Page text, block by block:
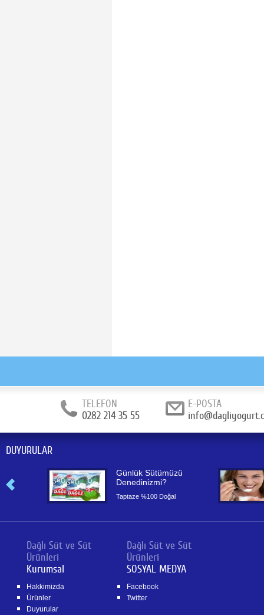
TELEFON
0282 214 35 55
E-POSTA
DUYURULAR
Günlük Sütümüzü
Denedinizmi?
Taptaze %100 Doğal
Dağlı Süt ve Süt
Ürünleri
Kurumsal
Hakkimizda
Ürünler
Duyurular
Dağlı Süt ve Süt
Ürünleri
SOSYAL MEDYA
Facebook
Twitter